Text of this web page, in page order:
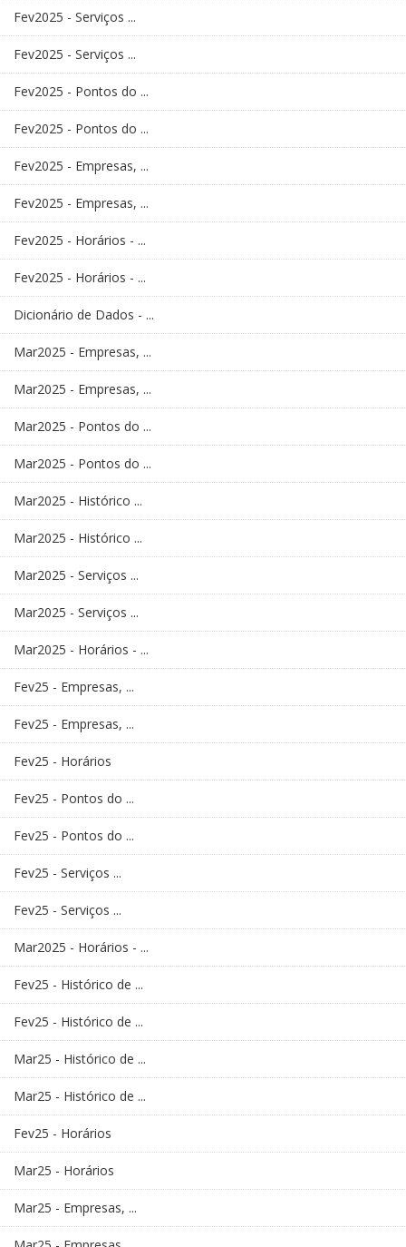
Fev2025 - Serviços ...
Fev2025 - Serviços ...
Fev2025 - Pontos do ...
Fev2025 - Pontos do ...
Fev2025 - Empresas, ...
Fev2025 - Empresas, ...
Fev2025 - Horários - ...
Fev2025 - Horários - ...
Dicionário de Dados - ...
Mar2025 - Empresas, ...
Mar2025 - Empresas, ...
Mar2025 - Pontos do ...
Mar2025 - Pontos do ...
Mar2025 - Histórico ...
Mar2025 - Histórico ...
Mar2025 - Serviços ...
Mar2025 - Serviços ...
Mar2025 - Horários - ...
Fev25 - Empresas, ...
Fev25 - Empresas, ...
Fev25 - Horários
Fev25 - Pontos do ...
Fev25 - Pontos do ...
Fev25 - Serviços ...
Fev25 - Serviços ...
Mar2025 - Horários - ...
Fev25 - Histórico de ...
Fev25 - Histórico de ...
Mar25 - Histórico de ...
Mar25 - Histórico de ...
Fev25 - Horários
Mar25 - Horários
Mar25 - Empresas, ...